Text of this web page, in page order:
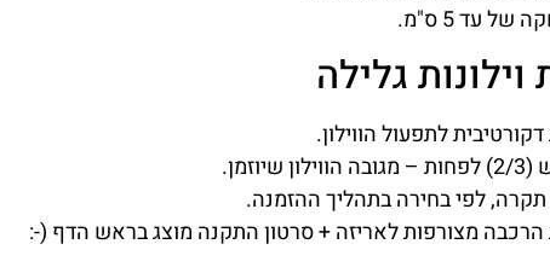
עד 5 ס"מ.
גלילה
לתפעול הווילון.
שיוזמן.
תקרה, לפי בחירה בתהליך ההזמנה.
הרכבה מצורפות לאריזה + סרטון התקנה מוצג בראש הדף (-: